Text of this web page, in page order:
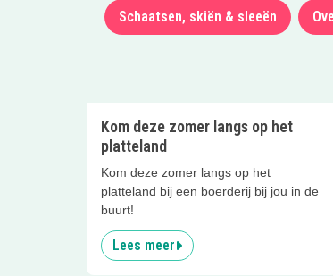
Schaatsen, skiën & sleeën
Kom deze zomer langs op het
platteland
Kom deze zomer langs op het
platteland bij een boerderij bij jou in de
buurt!
Lees meer